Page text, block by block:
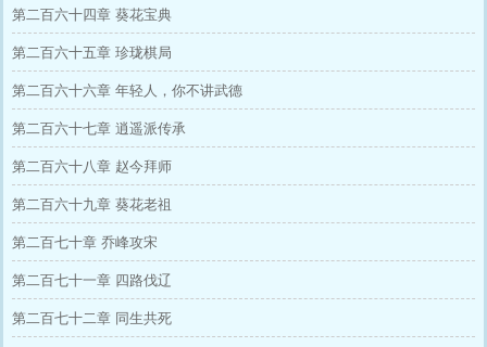
第二百六十四章 葵花宝典
第二百六十五章 珍珑棋局
第二百六十六章 年轻人，你不讲武德
第二百六十七章 逍遥派传承
第二百六十八章 赵今拜师
第二百六十九章 葵花老祖
第二百七十章 乔峰攻宋
第二百七十一章 四路伐辽
第二百七十二章 同生共死